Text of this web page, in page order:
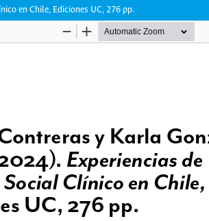
en Chile, Ediciones UC, 276 pp.